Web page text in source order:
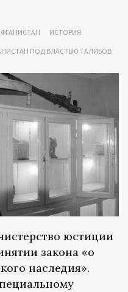
ИСТОРИЯ
ПОД ВЛАСТЬЮ ТАЛИБОВ
юстиции
закона «о
наследия».